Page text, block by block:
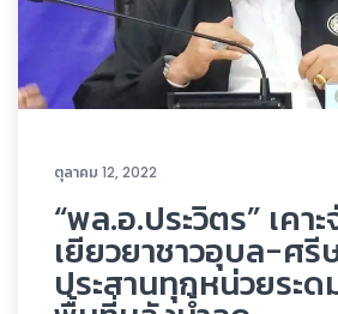
ตุลาคม 12, 2022
“พล.อ.ประวิตร” เคา
เยียวยาชาวอุบล-ศรี
ประสานทุกหน่วยระ